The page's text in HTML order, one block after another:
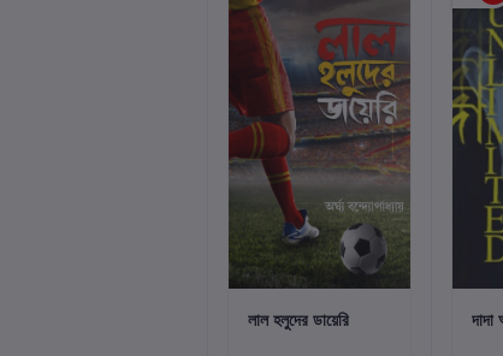
কার্টে যোগ করুন
লাল হলুদের ডায়েরি